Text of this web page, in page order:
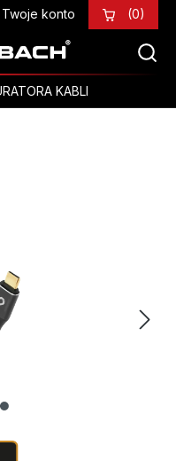
Twoje konto (0)
KABLI